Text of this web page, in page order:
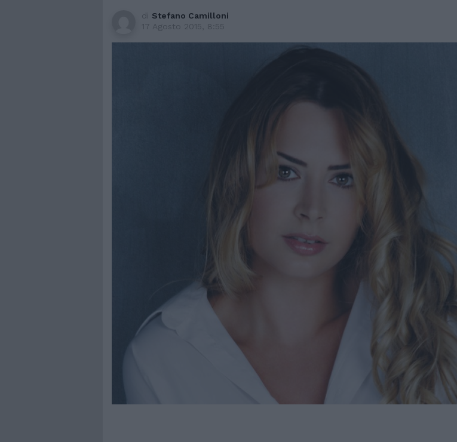
di Stefano Camilloni
17 Agosto 2015, 8:55